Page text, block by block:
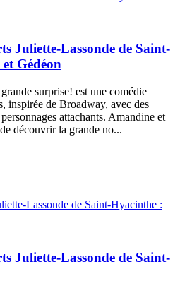
Juliette-Lassonde de Saint-
Gédéon
surprise! est une comédie
inspirée de Broadway, avec des
attachants. Amandine et
découvrir la grande no...
Juliette-Lassonde de Saint-